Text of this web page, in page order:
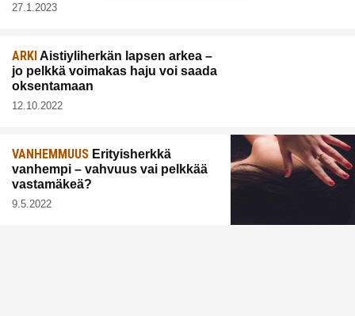
27.1.2023
ARKIAistiyliherkän lapsen arkea –
jo pelkkä voimakas haju voi saada
oksentamaan
12.10.2022
VANHEMMUUS Erityisherkkä
vanhempi – vahvuus vai pelkkää
vastamäkeä?
9.5.2022